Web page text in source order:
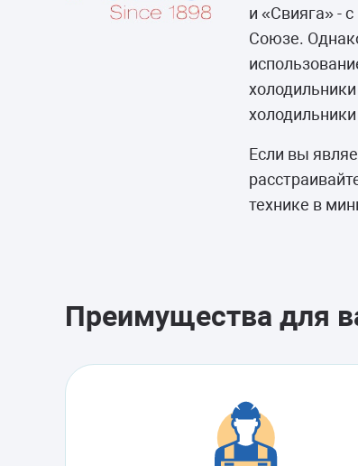
и «Свияга» -
Союзе.
Если вы
технике в
Преимущества для